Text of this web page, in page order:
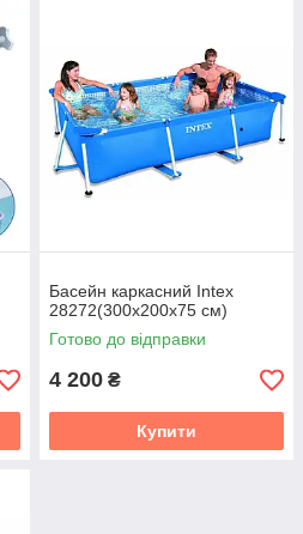
Басейн каркасний Intex
28272(300х200х75 см)
Готово до відправки
4 200 ₴
Купити